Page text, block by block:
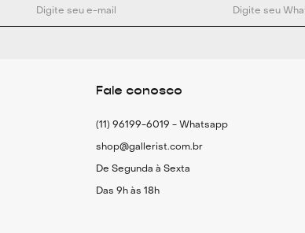
Bolsos laterais e posteriores
Pregas frontais
Fale conosco
(11) 96199-6019 - Whatsapp
shop@gallerist.com.br
De Segunda à Sexta
Das 9h às 18h